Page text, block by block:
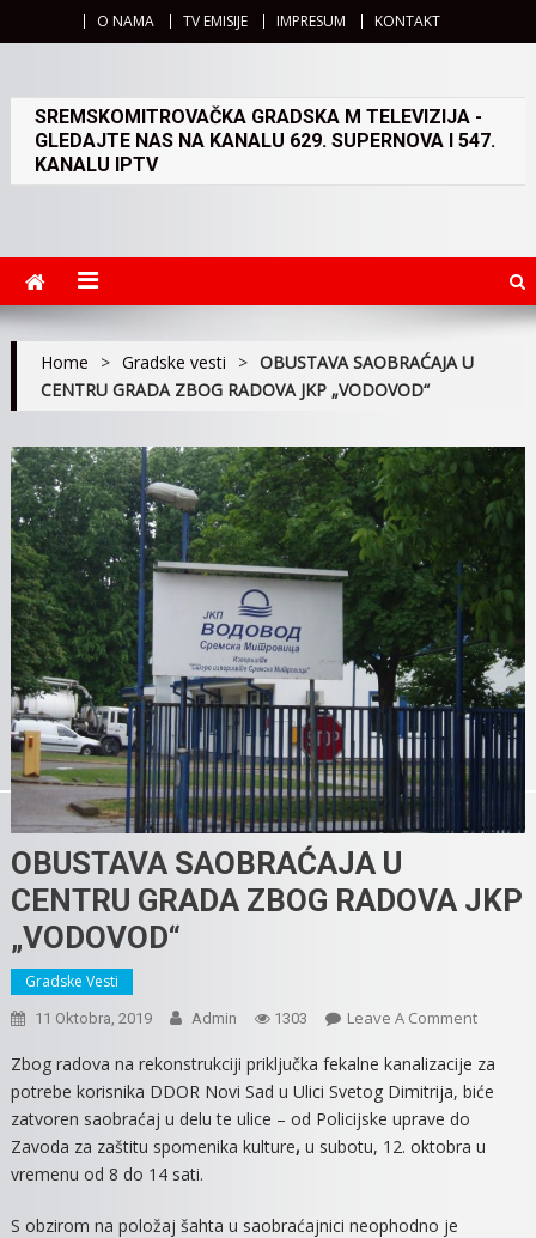
O NAMA TV EMISIJE IMPRESUM KONTAKT
SREMSKOMITROVAČKA GRADSKA M TELEVIZIJA -
GLEDAJTE NAS NA KANALU 629. SUPERNOVA I 547.
KANALU IPTV
Home > Gradske vesti > OBUSTAVA SAOBRAĆAJA U
CENTRU GRADA ZBOG RADOVA JKP „VODOVOD“
OBUSTAVA SAOBRAĆAJA U
CENTRU GRADA ZBOG RADOVA JKP
„VODOVOD“
Gradske Vesti
11 Oktobra, 2019 Admin 1303 Leave A CommentOn
U
GRADA
Zbog radova na rekonstrukciji priključka fekalne kanalizacije za
potrebe korisnika DDOR Novi Sad u Ulici Svetog Dimitrija, biće
zatvoren saobraćaj u delu te ulice – od Policijske uprave do
Zavoda za zaštitu spomenika kulture, u subotu, 12. oktobra u
vremenu od 8 do 14 sati.
S obzirom na položaj šahta u saobraćajnici neophodno je